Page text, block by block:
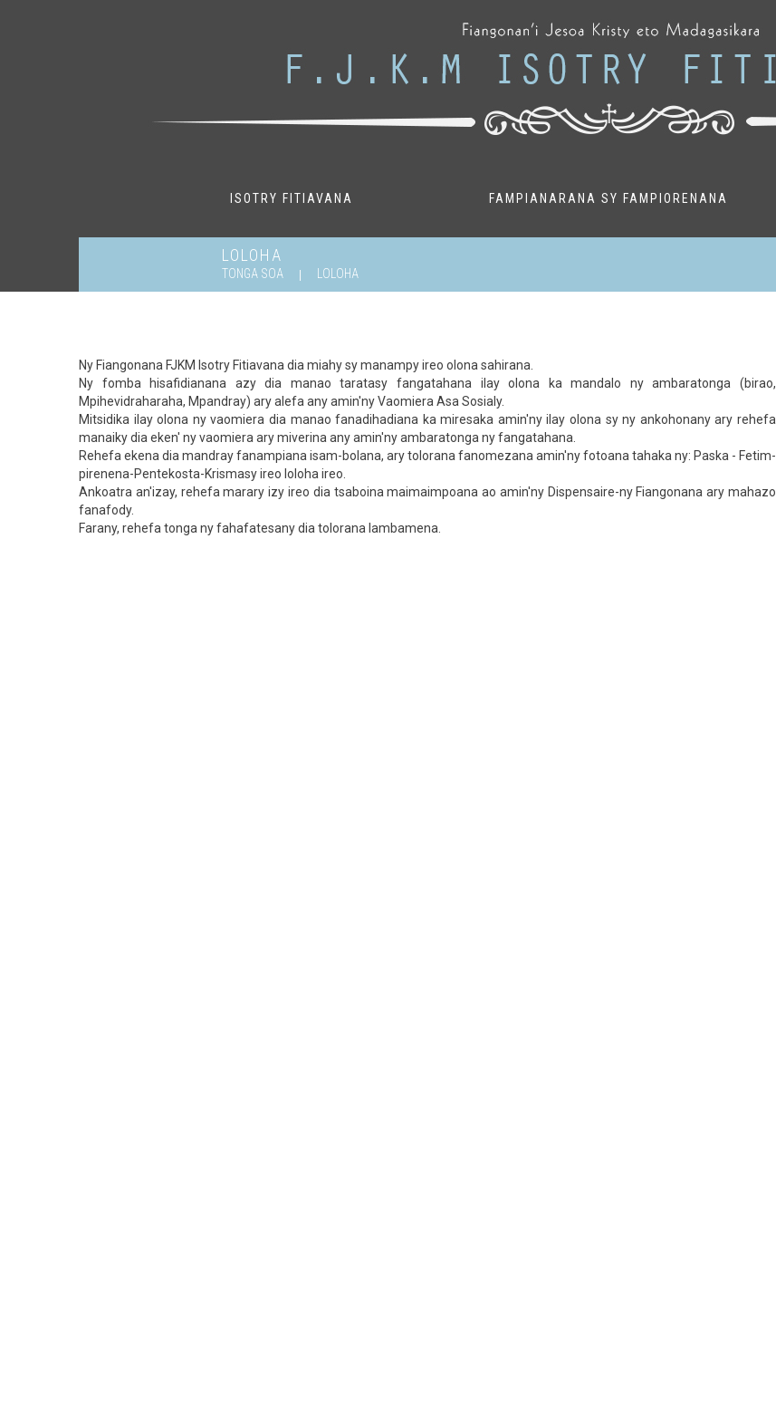
ISOTRY FITIAVANA FAMPIANARANA SY FAMPIORENANA
LOLOHA
TONGA SOA LOLOHA
Ny Fiangonana FJKM Isotry Fitiavana dia miahy sy manampy ireo olona sahirana.
Ny fomba hisafidianana azy dia manao taratasy fangatahana ilay olona ka mandalo ny ambaratonga (birao,
Mpihevidraharaha, Mpandray) ary alefa any amin'ny Vaomiera Asa Sosialy.
Mitsidika ilay olona ny vaomiera dia manao fanadihadiana ka miresaka amin'ny ilay olona sy ny ankohonany ary rehefa
manaiky dia eken' ny vaomiera ary miverina any amin'ny ambaratonga ny fangatahana.
Rehefa ekena dia mandray fanampiana isam-bolana, ary tolorana fanomezana amin'ny fotoana tahaka ny: Paska - Fetim-
pirenena-Pentekosta-Krismasy ireo loloha ireo.
Ankoatra an'izay, rehefa marary izy ireo dia tsaboina maimaimpoana ao amin'ny Dispensaire-ny Fiangonana ary mahazo
fanafody.
Farany, rehefa tonga ny fahafatesany dia tolorana lambamena.